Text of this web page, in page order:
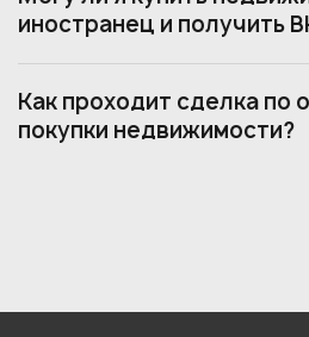
иностранец и получить
Как проходит сделка по
покупки недвижимости?